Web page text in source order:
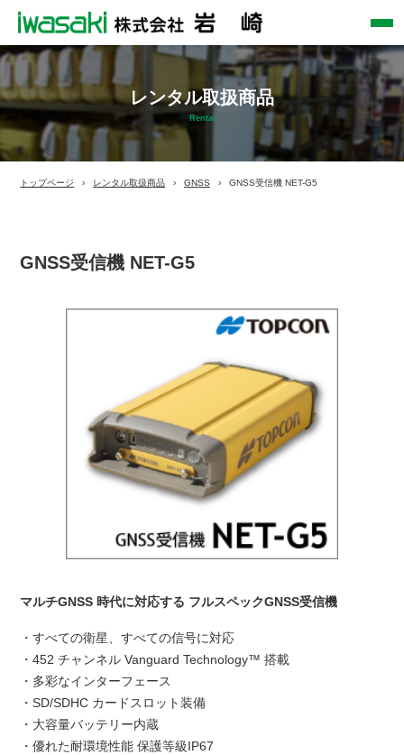
レンタル取扱商品
Rental
GNSS受信機 NET-G5
マルチGNSS 時代に対応する フルスペックGNSS受信機
・すべての衛星、すべての信号に対応
・452 チャンネル Vanguard Technology™ 搭載
・多彩なインターフェース
・SD/SDHC カードスロット装備
・大容量バッテリー内蔵
・優れた耐環境性能 保護等級IP67
トップページ レンタル取扱商品 GNSS GNSS受信機 NET-G5